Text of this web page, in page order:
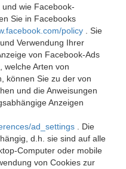
wie Facebook-
Sie in Facebooks
policy
. Sie
Verwendung Ihrer
von Facebook-Ads
welche Arten von
können Sie zu der von
und die Anweisungen
Anzeigen
ad_settings
. Die
d.h. sie sind auf alle
Computer oder mobile
von Cookies zur